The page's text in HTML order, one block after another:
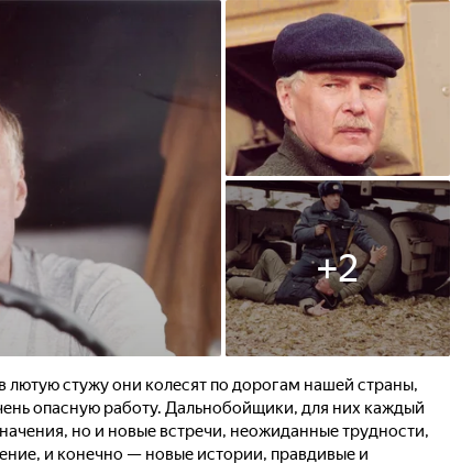
+2
лютую стужу они колесят по дорогам нашей страны,
опасную работу. Дальнобойщики, для них каждый
но и новые встречи, неожиданные трудности,
и конечно — новые истории, правдивые и